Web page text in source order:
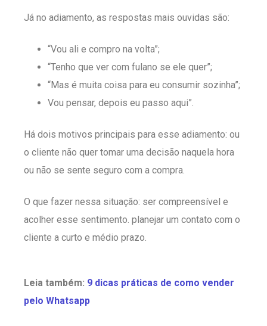
Já no adiamento, as respostas mais ouvidas são:
“Vou ali e compro na volta”;
“Tenho que ver com fulano se ele quer”;
“Mas é muita coisa para eu consumir sozinha”;
Vou pensar, depois eu passo aqui”.
Há dois motivos principais para esse adiamento: ou
o cliente não quer tomar uma decisão naquela hora
ou não se sente seguro com a compra.
O que fazer nessa situação: ser compreensível e
acolher esse sentimento. planejar um contato com o
cliente a curto e médio prazo.
Leia também: 9 dicas práticas de como vender
pelo Whatsapp